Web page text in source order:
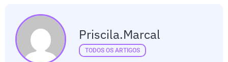
Priscila.marcal
TODOS OS ARTIGOS